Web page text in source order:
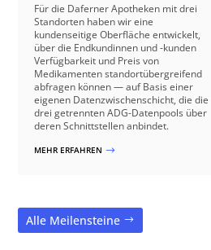
Für die Daferner Apotheken mit drei
Standorten haben wir eine
kundenseitige Oberfläche entwickelt,
über die Endkundinnen und -kunden
Verfügbarkeit und Preis von
Medikamenten standortübergreifend
abfragen können — auf Basis einer
eigenen Datenzwischenschicht, die die
drei getrennten ADG-Datenpools über
deren Schnittstellen anbindet.
MEHR ERFAHREN $
Alle Meilensteine